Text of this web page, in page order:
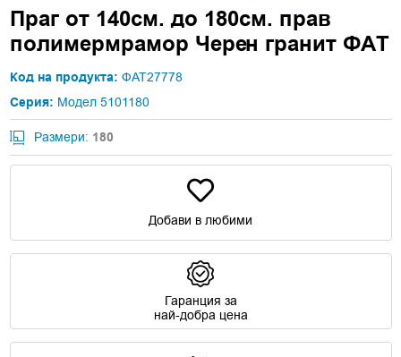
Праг от 140см. до 180см. прав
полимермрамор Черен гранит ФАТ
Код на продукта: ФАТ27778
Серия: Модел 5101180
Размери: 180
Добави в любими
Гаранция за
най-добра цена